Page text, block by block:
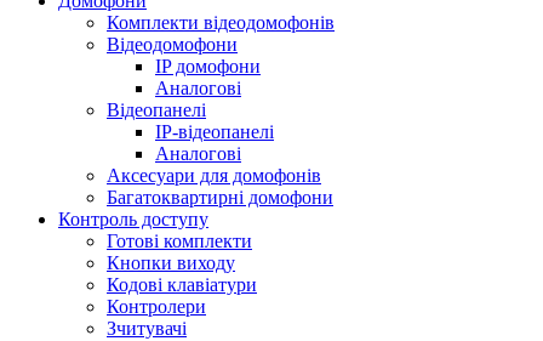
Комплекти відеодомофонів
Відеодомофони
IP домофони
Аналогові
Відеопанелі
IP-відеопанелі
Аналогові
Аксесуари для домофонів
Багатоквартирні домофони
Контроль доступу
Готові комплекти
Кнопки виходу
Кодові клавіатури
Контролери
Зчитувачі